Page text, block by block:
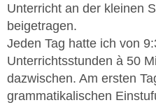
Unterricht an der kleinen
beigetragen.
Jeden Tag hatte ich von
Unterrichtsstunden à 50
dazwischen. Am ersten
grammatikalischen